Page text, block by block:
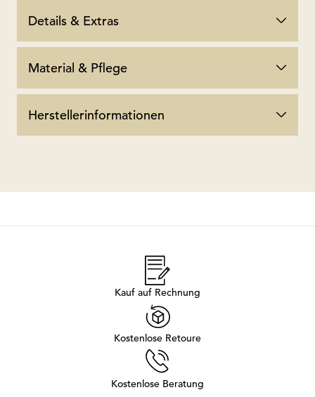
Details & Extras
Material & Pflege
Herstellerinformationen
Kauf auf Rechnung
Kostenlose Retoure
Kostenlose Beratung